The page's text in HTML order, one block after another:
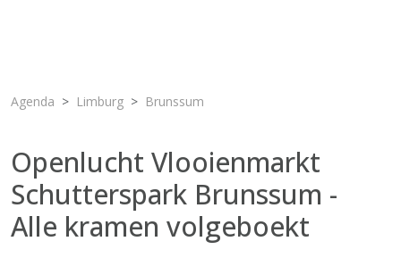
Agenda Limburg Brunssum
Openlucht Vlooienmarkt
Schutterspark Brunssum -
Alle kramen volgeboekt